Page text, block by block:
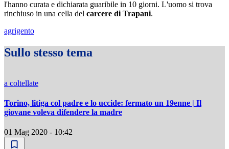
l'hanno curata e dichiarata guaribile in 10 giorni. L'uomo si trova
rinchiuso in una cella del carcere di Trapani.
agrigento
Sullo stesso tema
a coltellate
Torino, litiga col padre e lo uccide: fermato un 19enne | Il
giovane voleva difendere la madre
01 Mag 2020 - 10:42